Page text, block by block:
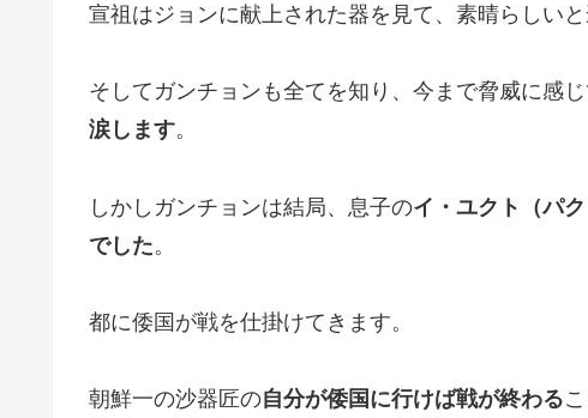
宣祖はジョンに献上された器を見て、素晴らしいと
そしてガンチョンも全てを知り、今まで脅威に感
涙します。
しかしガンチョンは結局、息子のイ・ユクト（パク
でした。
都に倭国が戦を仕掛けてきます。
朝鮮一の沙器匠の自分が倭国に行けば戦が終わる